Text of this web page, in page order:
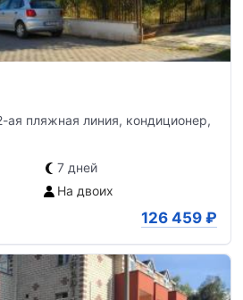
ая пляжная линия, кондиционер,
7 дней
На двоих
126 459 ₽